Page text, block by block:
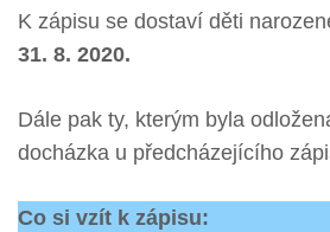
K zápisu se dostaví děti
31. 8. 2020.
Dále pak ty, kterým byla
docházka u předcházejícího
Co si vzít k zápisu: